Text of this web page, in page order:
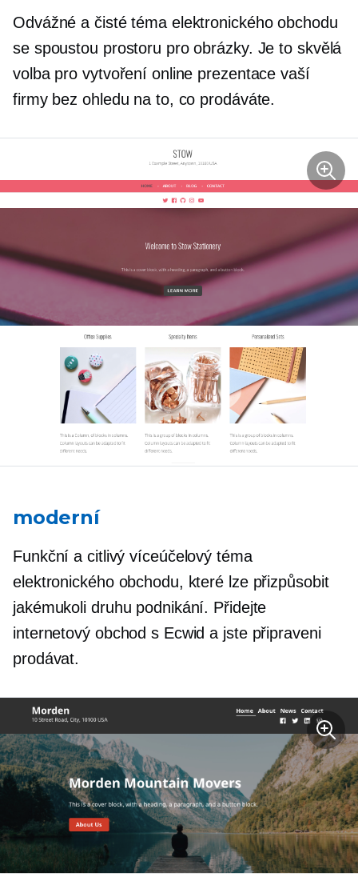
Odvážné a čisté téma elektronického obchodu
se spoustou prostoru pro obrázky. Je to skvělá
volba pro vytvoření online prezentace vaší
firmy bez ohledu na to, co prodáváte.
moderní
Funkční a citlivývíceúčelový téma
elektronického obchodu, které lze přizpůsobit
jakémukoli druhu podnikání. Přidejte
internetový obchod s Ecwid a jste připraveni
prodávat.